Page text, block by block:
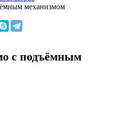
механизмом
с подъёмным